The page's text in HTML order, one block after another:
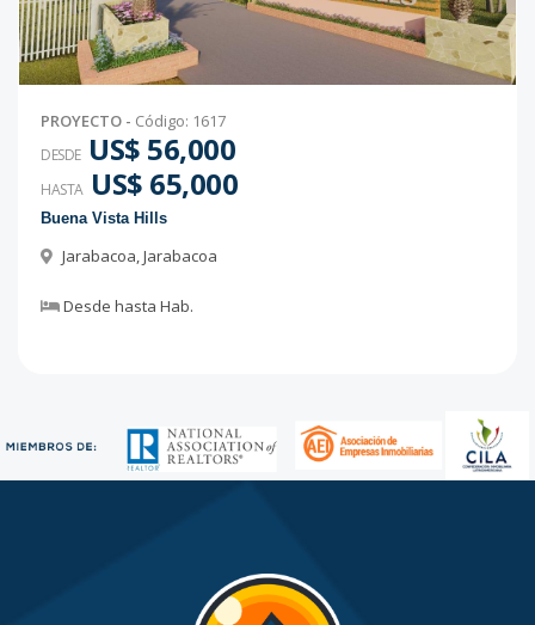
PROYECTO - Código: 1617
DESDE US$ 56,000
HASTA US$ 65,000
Buena Vista Hills
Jarabacoa,Jarabacoa
Desde hasta Hab.